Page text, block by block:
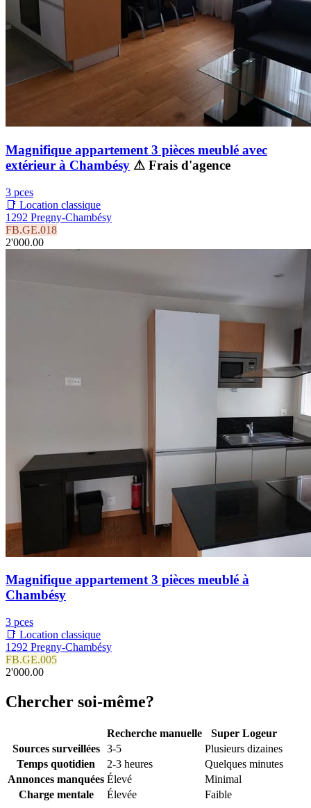
Magnifique appartement 3 pièces meublé avec
extérieur à Chambésy ⚠ Frais d'agence
3 pces
📑 Location classique
1292 Pregny-Chambésy
FB.GE.018
2'000.00
Magnifique appartement 3 pièces meublé à
Chambésy
3 pces
📑 Location classique
1292 Pregny-Chambésy
FB.GE.005
2'000.00
Chercher soi-même?
Recherche manuelle
Super Logeur
Sources surveillées
3-5
Plusieurs dizaines
Temps quotidien
2-3 heures
Quelques minutes
Annonces manquées Élevé
Minimal
Charge mentale
Élevée Faible